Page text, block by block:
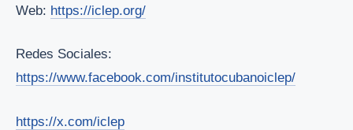
Web: https://iclep.org/
Redes Sociales:
https://www.facebook.com/institutocubanoiclep/
https://x.com/iclep